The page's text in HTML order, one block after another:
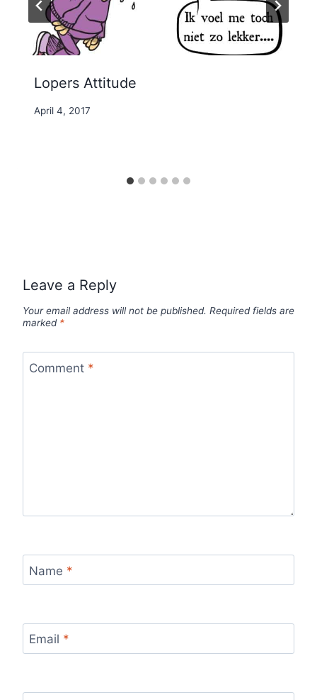
Lopers Attitude
By
April 4, 2017
Leave a Reply
Your email address will not be published. Required fields are
marked *
Comment *
Name *
Email *